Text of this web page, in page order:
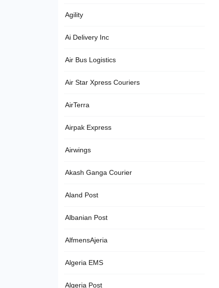
Agility
Ai Delivery Inc
Air Bus Logistics
Air Star Xpress Couriers
AirTerra
Airpak Express
Airwings
Akash Ganga Courier
Aland Post
Albanian Post
AlfmensAjeria
Algeria EMS
Algeria Post